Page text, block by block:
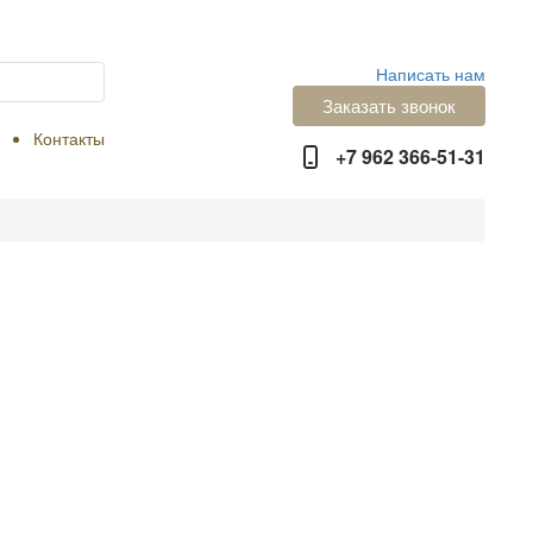
Контакты
Написать нам
Заказать звонок
+7 962 366-51-31